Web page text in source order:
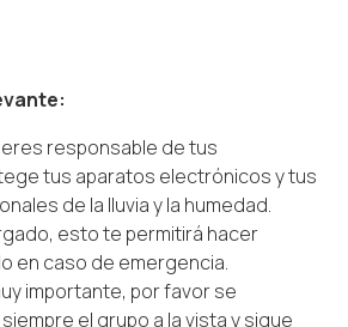
responsable de tus
tus aparatos electrónicos y tus
de la lluvia y la humedad.
esto te permitirá hacer
en caso de emergencia.
importante, por favor se
el grupo a la vista y sigue